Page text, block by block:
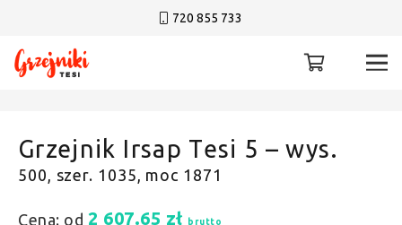
720 855 733
Grzejnik Irsap Tesi 5 – wys.
500, szer. 1035, moc 1871
Cena: od 2 607.65 zł brutto